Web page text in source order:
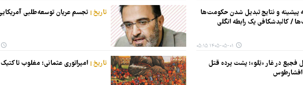
پیشینه و نتایج تبدیل شدن حکومت‌ها
/ کالبدشکافی یک رابطه انگلی
۱۴۰۵-۰۵-۰۱ ۰۵:۱۵
تاریخ تجسم عریان توسعه‌طلبی آمریکایی
فجیع در غار «تِلو»؛ پشت پرده قتل
تاریخ امپراتوری عثمانی؛ مغلوب